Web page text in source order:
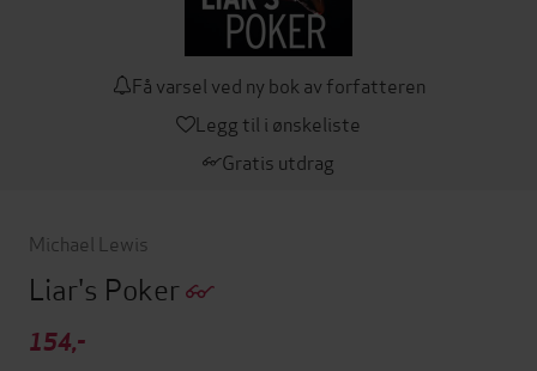
Få varsel ved ny bok av forfatteren
Legg til i ønskeliste
Gratis utdrag
Michael Lewis
Liar's Poker
154,-